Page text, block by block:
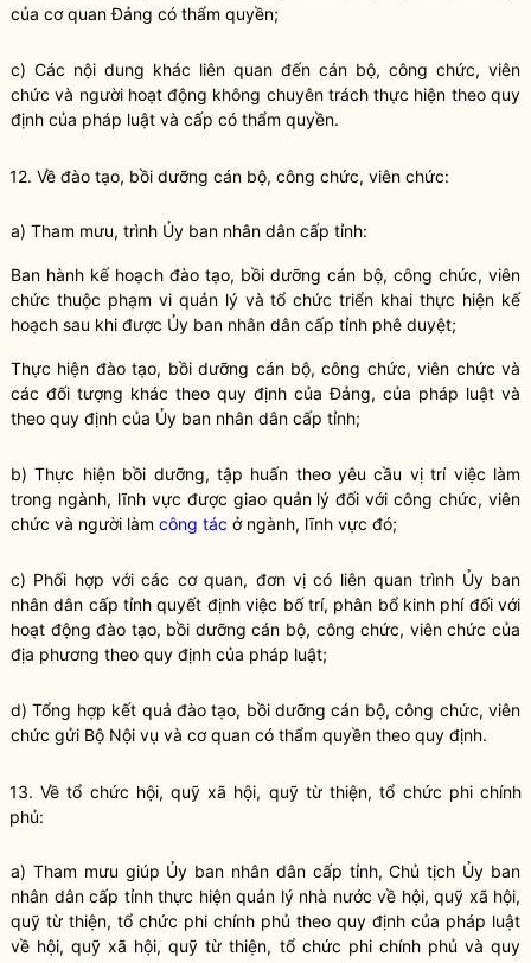
của cơ quan Đảng có thẩm quyền;
c) Các nội dung khác liên quan đến cán bộ, công chức, viên
chức và người hoạt động không chuyên trách thực hiện theo quy
định của pháp luật và cấp có thẩm quyền.
12. Về đào tạo, bồi dưỡng cán bộ, công chức, viên chức:
a) Tham mưu, trình Ủy ban nhân dân cấp tỉnh:
Ban hành kế hoạch đào tạo, bồi dưỡng cán bộ, công chức, viên
chức thuộc phạm vi quản lý và tổ chức triển khai thực hiện kế
hoạch sau khi được Ủy ban nhân dân cấp tỉnh phê duyệt;
Thực hiện đào tạo, bồi dưỡng cán bộ, công chức, viên chức và
các đối tượng khác theo quy định của Đảng, của pháp luật và
theo quy định của Ủy ban nhân dân cấp tỉnh;
b) Thực hiện bồi dưỡng, tập huấn theo yêu cầu vị trí việc làm
trong ngành, lĩnh vực được giao quản lý đối với công chức, viên
chức và người làm công tác ở ngành, lĩnh vực đó;
c) Phối hợp với các cơ quan, đơn vị có liên quan trình Ủy ban
nhân dân cấp tỉnh quyết định việc bố trí, phân bổ kinh phí đối với
hoạt động đào tạo, bồi dưỡng cán bộ, công chức, viên chức của
địa phương theo quy định của pháp luật;
d) Tổng hợp kết quả đào tạo, bồi dưỡng cán bộ, công chức, viên
chức gửi Bộ Nội vụ và cơ quan có thẩm quyền theo quy định.
13. Về tổ chức hội, quỹ xã hội, quỹ từ thiện, tổ chức phi chính
phủ:
a) Tham mưu giúp Ủy ban nhân dâncấp tỉnh, Chủ tịch Ủy ban
nhân dâncấp tỉnh thực hiện quản lý nhà nước về hội, quỹ xã hội,
quỹ từ thiện, tổ chức phi chính phủ theo quy định của pháp luật
về hội, quỹ xã hội, quỹ từ thiện, tổ chức phi chính phủ và quy